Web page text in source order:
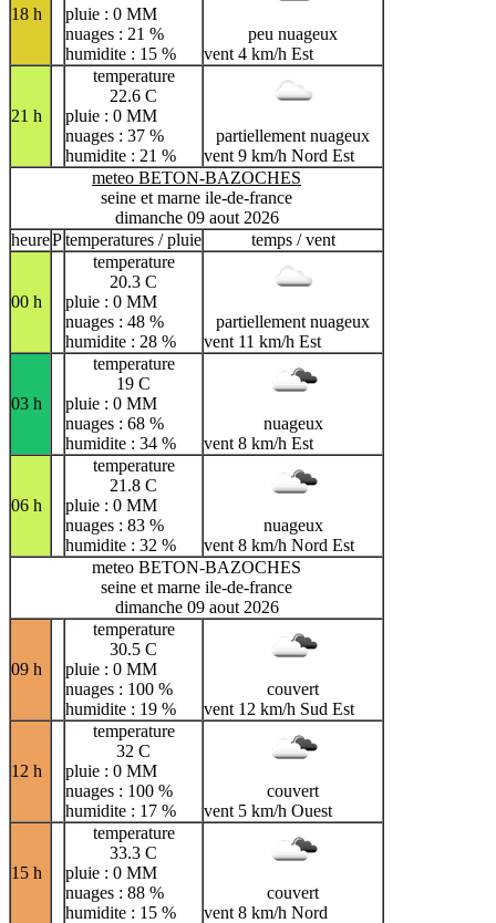
18 h
pluie : 0 MM
nuages : 21 %
humidite : 15 %
peu nuageux
vent 4 km/h Est
21 h
temperature
22.6 C
pluie : 0 MM
nuages : 37 %
humidite : 21 %
partiellement nuageux
vent 9 km/h Nord Est
meteo BETON-BAZOCHES
seine et marne ile-de-france
dimanche 09 aout 2026
heurePtemperatures / pluie temps / vent
00 h
temperature
20.3 C
pluie : 0 MM
nuages : 48 %
humidite : 28 %
partiellement nuageux
vent 11 km/h Est
03 h
temperature
19 C
pluie : 0 MM
nuages : 68 %
humidite : 34 %
nuageux
vent 8 km/h Est
06 h
temperature
21.8 C
pluie : 0 MM
nuages : 83 %
humidite : 32 %
nuageux
vent 8 km/h Nord Est
meteo BETON-BAZOCHES
seine et marne ile-de-france
dimanche 09 aout 2026
09 h
temperature
30.5 C
pluie : 0 MM
nuages : 100 %
humidite : 19 %
couvert
vent 12 km/h Sud Est
12 h
temperature
32 C
pluie : 0 MM
nuages : 100 %
humidite : 17 %
couvert
vent 5 km/h Ouest
15 h
temperature
33.3 C
pluie : 0 MM
nuages : 88 %
humidite : 15 %
couvert
vent 8 km/h Nord